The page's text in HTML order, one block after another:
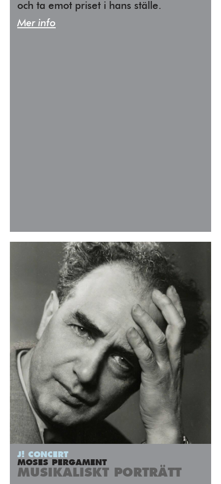
och ta emot priset i hans ställe.
Mer info
J! CONCERT
MOSES PERGAMENT
MUSIKALISKT PORTRÄTT